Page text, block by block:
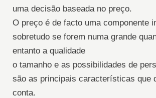
uma decisão baseada no preço.
O preço é de facto uma componente
sobretudo se forem numa grande
entanto a qualidade
o tamanho e as possibilidades de
são as principais características que
conta.